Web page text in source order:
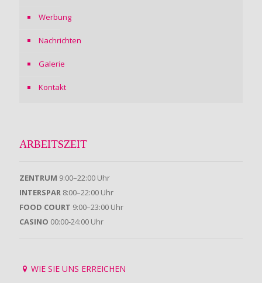
Werbung
Nachrichten
Galerie
Kontakt
ARBEITSZEIT
ZENTRUM 9:00–22:00 Uhr
INTERSPAR 8:00–22:00 Uhr
FOOD COURT 9:00–23:00 Uhr
CASINO 00:00-24:00 Uhr
WIE SIE UNS ERREICHEN